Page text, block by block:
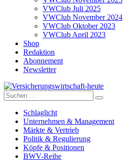
VWClub Juli 2025
VWClub November 2024
VWClub Oktober 2023
VWClub April 2023
Shop
Redaktion
Abonnement
Newsletter
Versicherungswirtschaft-heute
Suche
nach:
Schlaglicht
Unternehmen & Management
Märkte & Vertrieb
Politik & Regulierung
Köpfe & Positionen
BWV-Reihe